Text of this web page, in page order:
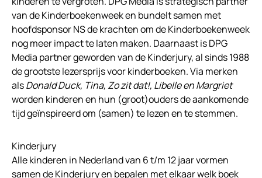
van de Kinderboekenweek en bundelt samen met
hoofdsponsor NS de krachten om de Kinderboekenweek
nog meer impact te laten maken. Daarnaast is DPG
Media partner geworden van de Kinderjury, al sinds 1988
de grootste lezersprijs voor kinderboeken. Via merken
alsDonald Duck, Tina, Zo zit dat!, Libelle en Margriet
worden kinderen en hun (groot)ouders de aankomende
tijd geïnspireerd om (samen) te lezen en te stemmen.
Kinderjury
Alle kinderen in Nederland van 6 t/m 12 jaar vormen
samen de Kinderjury en bepalen met elkaar welk boek